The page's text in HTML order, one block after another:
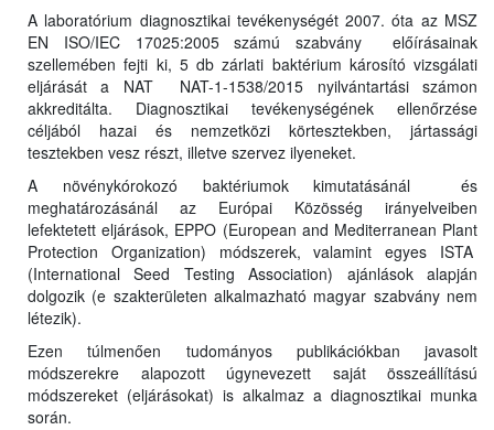
A laboratórium diagnosztikai tevékenységét 2007. óta az MSZ
EN ISO/IEC 17025:2005 számú szabvány előírásainak
szellemében fejti ki, 5 db zárlati baktérium károsító vizsgálati
eljárását a NAT NAT-1-1538/2015 nyilvántartási számon
akkreditálta. Diagnosztikai tevékenységének ellenőrzése
céljából hazai és nemzetközi körtesztekben, jártassági
tesztekben vesz részt, illetve szervez ilyeneket.
A növénykórokozó baktériumok kimutatásánál és
meghatározásánál az Európai Közösség irányelveiben
lefektetett eljárások, EPPO (European and Mediterranean Plant
Protection Organization) módszerek, valamint egyes ISTA
(International Seed Testing Association) ajánlások alapján
dolgozik (e szakterületen alkalmazható magyar szabvány nem
létezik).
Ezen túlmenően tudományos publikációkban javasolt
módszerekre alapozott úgynevezett saját összeállítású
módszereket (eljárásokat) is alkalmaz a diagnosztikai munka
során.